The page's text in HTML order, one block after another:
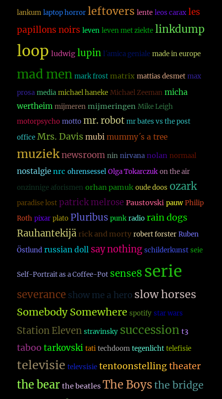
lankum laptop horror leftovers lente leos carax les
papillons noirs leven leven met ziekte linkdump
loop ludwig lupin l´amica geniale made in europe
mad men mark frost matrix mattias desmet max
prosa media michael haneke Michael Zeeman micha
wertheim mijmeren mijmeringen Mike Leigh
motorpsycho motto mr. robot mr bates vs the post
office Mrs. Davis mubi mummy´s a tree
muzieknewsroom nin nirvana nolan normaal
nostalgie nrc ohrensessel Olga Tokarczuk on the air
onzinnige aforismen orhan pamuk oude doos ozark
paradise lost patrick melrose Paustovski pauw Philip
Roth pixar plato Pluribus punk radio rain dogs
Rauhantekijä rick and morty robert forster Ruben
Östlund russian doll say nothing schilderkunst seie
Self-Portrait as a Coffee-Pot sense8 serie
severance show me a hero slow horses
Somebody Somewhere spotify star wars
Station Eleven stravinsky succession t3
taboo tarkovski tati techdoom tegenlicht telefisie
televisie televsisie tentoonstelling theater
the bear the beatles The Boysthe bridge